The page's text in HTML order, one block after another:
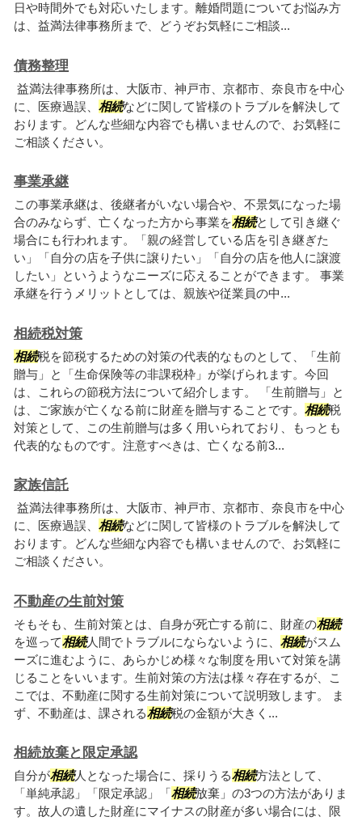
日や時間外でも対応いたします。離婚問題についてお悩み方
は、益満法律事務所まで、どうぞお気軽にご相談...
債務整理
益満法律事務所は、大阪市、神戸市、京都市、奈良市を中心
に、医療過誤、 相続などに関して皆様のトラブルを解決して
おります。どんな些細な内容でも構いませんので、お気軽に
ご相談ください。
事業承継
この事業承継は、後継者がいない場合や、不景気になった場
合のみならず、亡くなった方から事業を相続として引き継ぐ
場合にも行われます。「親の経営している店を引き継ぎた
い」「自分の店を子供に譲りたい」「自分の店を他人に譲渡
したい」というようなニーズに応えることができます。 事業
承継を行うメリットとしては、親族や従業員の中...
相続税対策
相続税を節税するための対策の代表的なものとして、「生前
贈与」と「生命保険等の非課税枠」が挙げられます。今回
は、これらの節税方法について紹介します。 「生前贈与」と
は、ご家族が亡くなる前に財産を贈与することです。 相続税
対策として、この生前贈与は多く用いられており、もっとも
代表的なものです。注意すべきは、亡くなる前3...
家族信託
益満法律事務所は、大阪市、神戸市、京都市、奈良市を中心
に、医療過誤、 相続などに関して皆様のトラブルを解決して
おります。どんな些細な内容でも構いませんので、お気軽に
ご相談ください。
不動産の生前対策
そもそも、生前対策とは、自身が死亡する前に、財産の相続
を巡って相続人間でトラブルにならないように、 相続がスム
ーズに進むように、あらかじめ様々な制度を用いて対策を講
じることをいいます。生前対策の方法は様々存在するが、こ
こでは、不動産に関する生前対策について説明致します。 ま
ず、不動産は、課される相続税の金額が大きく...
相続放棄と限定承認
自分が相続人となった場合に、採りうる相続方法として、
「単純承認」「限定承認」「相続放棄」の3つの方法がありま
す。故人の遺した財産にマイナスの財産が多い場合には、限